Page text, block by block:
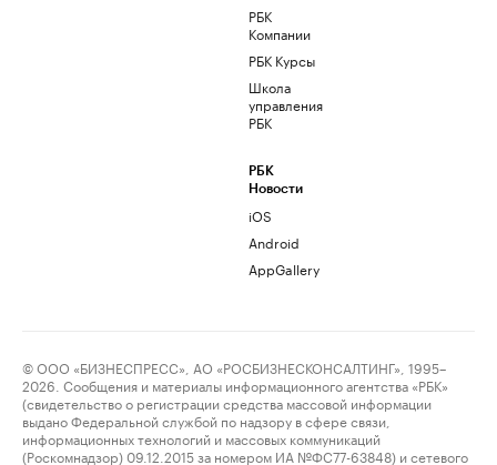
РБК
Компании
РБК Курсы
Школа
управления
РБК
РБК
Новости
iOS
Android
AppGallery
© ООО «БИЗНЕСПРЕСС», АО «РОСБИЗНЕСКОНСАЛТИНГ», 1995–
2026. Сообщения и материалы информационного агентства «РБК»
(свидетельство о регистрации средства массовой информации
выдано Федеральной службой по надзору в сфере связи,
информационных технологий и массовых коммуникаций
(Роскомнадзор) 09.12.2015 за номером ИА №ФС77-63848) и сетевого